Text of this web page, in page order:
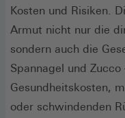
Kosten und Risiken.
Armut nicht nur die
sondern auch die
Spannagel und
Gesundheitskosten,
oder schwindenden